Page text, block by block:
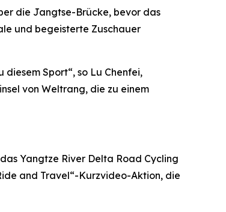
die Jangtse-Brücke, bevor das
und begeisterte Zuschauer
Sport“, so Lu Chenfei,
von Weltrang, die zu einem
Yangtze River Delta Road Cycling
and Travel“-Kurzvideo-Aktion, die